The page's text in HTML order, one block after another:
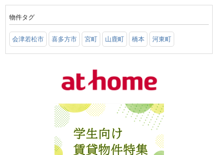
物件タグ
会津若松市 喜多方市 宮町 山鹿町 橋本 河東町